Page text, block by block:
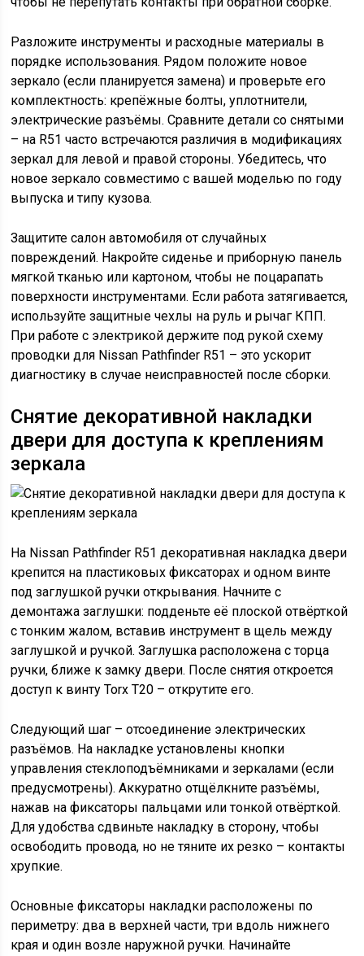
Разложите инструменты и расходные материалы в
порядке использования. Рядом положите новое
зеркало (если планируется замена) и проверьте его
комплектность: крепёжные болты, уплотнители,
электрические разъёмы. Сравните детали со снятыми
– на R51 часто встречаются различия в модификациях
зеркал для левой и правой стороны. Убедитесь, что
новое зеркало совместимо с вашей моделью по году
выпуска и типу кузова.
Защитите салон автомобиля от случайных
повреждений. Накройте сиденье и приборную панель
мягкой тканью или картоном, чтобы не поцарапать
поверхности инструментами. Если работа затягивается,
используйте защитные чехлы на руль и рычаг КПП.
При работе с электрикой держите под рукой схему
проводки для Nissan Pathfinder R51 – это ускорит
диагностику в случае неисправностей после сборки.
Снятие декоративной накладки
двери для доступа к креплениям
зеркала
На Nissan Pathfinder R51 декоративная накладка двери
крепится на пластиковых фиксаторах и одном винте
под заглушкой ручки открывания. Начните с
демонтажа заглушки: подденьте её плоской отвёрткой
с тонким жалом, вставив инструмент в щель между
заглушкой и ручкой. Заглушка расположена с торца
ручки, ближе к замку двери. После снятия откроется
доступ к винту Torx T20 – открутите его.
Следующий шаг – отсоединение электрических
разъёмов. На накладке установлены кнопки
управления стеклоподъёмниками и зеркалами (если
предусмотрены). Аккуратно отщёлкните разъёмы,
нажав на фиксаторы пальцами или тонкой отвёрткой.
Для удобства сдвиньте накладку в сторону, чтобы
освободить провода, но не тяните их резко – контакты
хрупкие.
Основные фиксаторы накладки расположены по
периметру: два в верхней части, три вдоль нижнего
края и один возле наружной ручки. Начинайте